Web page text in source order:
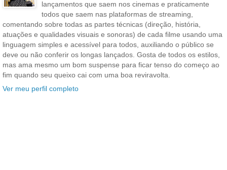
lançamentos que saem nos cinemas e praticamente
todos que saem nas plataformas de streaming,
comentando sobre todas as partes técnicas (direção, história,
atuações e qualidades visuais e sonoras) de cada filme usando uma
linguagem simples e acessível para todos, auxiliando o público se
deve ou não conferir os longas lançados. Gosta de todos os estilos,
mas ama mesmo um bom suspense para ficar tenso do começo ao
fim quando seu queixo cai com uma boa reviravolta.
Ver meu perfil completo